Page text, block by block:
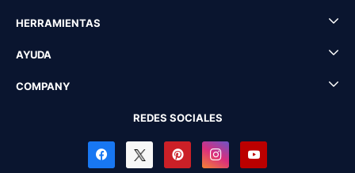
HERRAMIENTAS
AYUDA
COMPANY
REDES SOCIALES